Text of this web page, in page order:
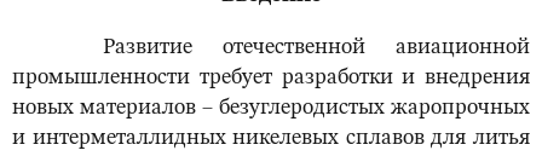
Развитие отечественной авиационной
промышленности требует разработки и внедрения
новых материалов – безуглеродистых жаропрочных
и интерметаллидных никелевых сплавов для литья